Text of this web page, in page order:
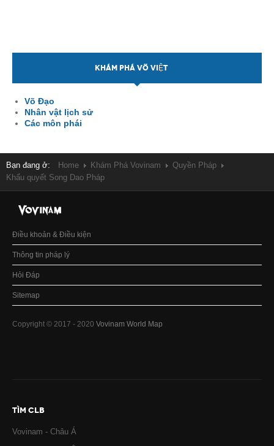
KHÁM PHÁ VÕ VIỆT
Võ Đạo
Nhân vật lịch sử
Các môn phái
Bạn đang ở: Home Khám Phá Vovinam
Quyền Pháp
Khẩu quyết Song Dao Pháp
Điều khoản & Điều kiện
Thông tin pháp lý
Hỏi Đáp
Sitemap
Copyright © 2017 - 2020 Vovinam World Map
TÌM CLB
Vovinam - Châu Á